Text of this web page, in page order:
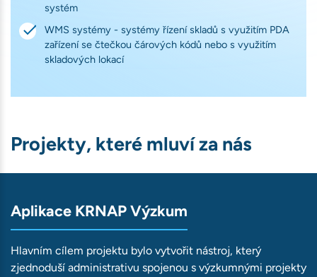
systém
WMS systémy - systémy řízení skladů s využitím PDA
zařízení se čtečkou čárových kódů nebo s využitím
skladových lokací
Projekty, které mluví za nás
Aplikace KRNAP Výzkum
Hlavním cílem projektu bylo vytvořit nástroj, který
zjednoduší administrativu spojenou s výzkumnými projekty